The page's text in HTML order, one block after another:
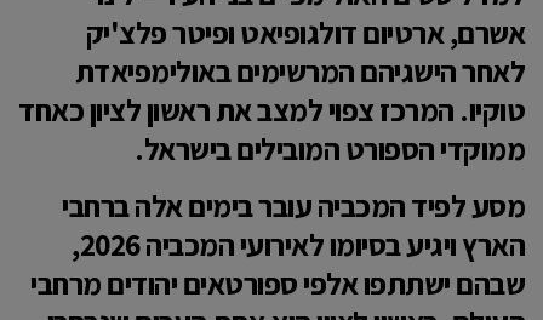
אשרם, ארטיום דולגופיאט ופיטר פלצ'יק
לאחר הישגיהם המרשימים באולימפיאדת
טוקיו. המרכז צפוי למצב את ראשון לציון כאחד
ממוקדי הספורט המובילים בישראל.
מסע לפיד המכביה עובר בימים אלה ברחבי
הארץ ויגיע בסיומו לאירועי המכביה 2026,
שבהם ישתתפו אלפי ספורטאים יהודים מרחבי